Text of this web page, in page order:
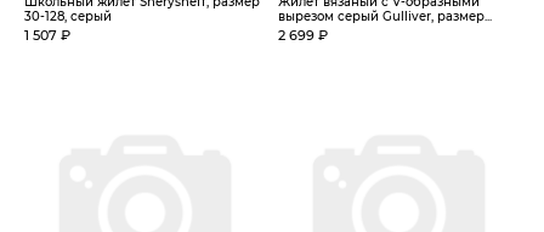
30-128, серый
1 507 ₽
вырезом серый Gulliver, размер...
2 699 ₽